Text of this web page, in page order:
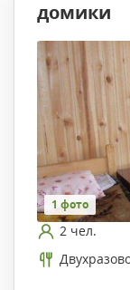
домики
1 фото
2 чел.